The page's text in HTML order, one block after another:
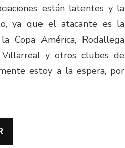
están latentes y la
ya que el atacante es la
Copa América, Rodallega
y otros clubes de
estoy a la espera, por